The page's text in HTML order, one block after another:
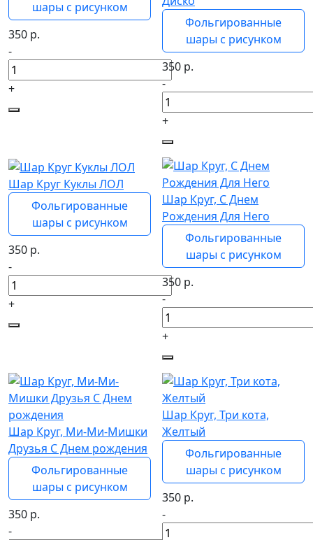
шары с рисунком
350 р.
-
+
Фольгированные
шары с рисунком
350 р.
-
+
Шар Круг Куклы ЛОЛ
Фольгированные
шары с рисунком
350 р.
-
+
Шар Круг, С Днем
Рождения Для Него
Фольгированные
шары с рисунком
350 р.
-
+
Шар Круг, Ми-Ми-Мишки
Друзья С Днем рождения
Фольгированные
шары с рисунком
350 р.
-
Шар Круг, Три кота,
Желтый
Фольгированные
шары с рисунком
350 р.
-